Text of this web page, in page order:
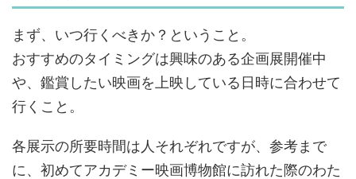
まず、いつ行くべきか？ということ。
おすすめのタイミングは興味のある企画展開催中
や、鑑賞したい映画を上映している日時に合わせて
行くこと。
各展示の所要時間は人それぞれですが、参考まで
に、初めてアカデミー映画博物館に訪れた際のわた